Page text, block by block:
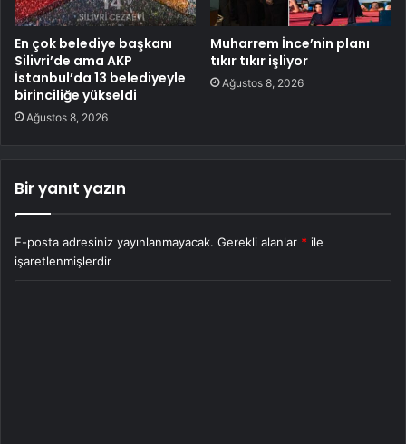
En çok belediye başkanı
Silivri’de ama AKP
İstanbul’da 13 belediyeyle
birinciliğe yükseldi
Ağustos 8, 2026
Muharrem İnce’nin planı
tıkır tıkır işliyor
Ağustos 8, 2026
Bir yanıt yazın
E-posta adresiniz yayınlanmayacak. Gerekli alanlar * ile
işaretlenmişlerdir